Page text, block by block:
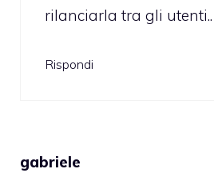
rilanciarla tra gli utenti..
Rispondi
gabriele